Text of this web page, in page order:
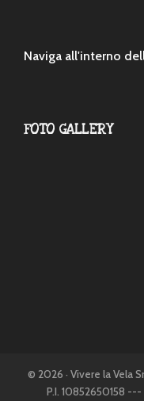
Naviga all'interno
FOTO GALLERY
© 2026 · Vivere la Vela
P.I. 10852650158 ---